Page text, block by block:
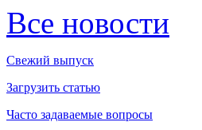
Все новости
Свежий выпуск
Загрузить статью
Часто задаваемые вопросы